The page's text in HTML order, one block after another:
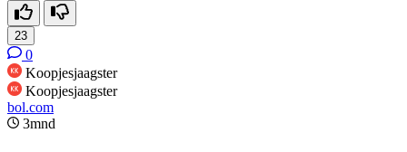
23
0
Koopjesjaagster
Koopjesjaagster
bol.com
3mnd